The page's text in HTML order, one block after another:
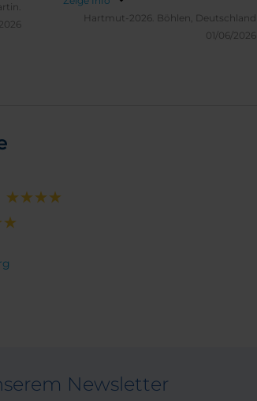
kommen wieder. Danke
Hartmut-2026. Böhlen, Deutschland
01/06/2026
Newsletter